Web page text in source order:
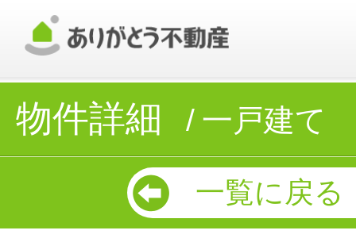
物件詳細 一戸建て
一覧に戻る